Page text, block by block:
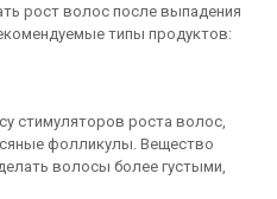
рост волос после выпадения
типы продуктов:
стимуляторов роста волос,
фолликулы. Вещество
волосы более густыми,